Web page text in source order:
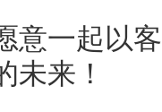
意一起以
未来！